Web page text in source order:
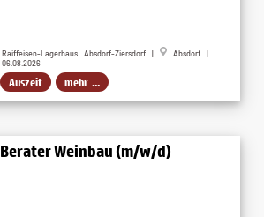
Raiffeisen-Lagerhaus Absdorf-Ziersdorf |
Absdorf |
06.08.2026
Auszeit mehr ...
Berater Weinbau (m/w/d)